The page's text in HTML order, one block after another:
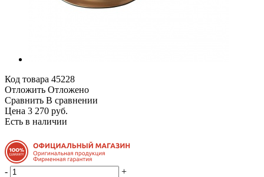
Код товара 45228
Отложить Отложено
Сравнить В сравнении
Цена 3 270 руб.
Есть в наличии
-
+